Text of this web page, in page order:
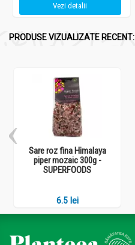
Vezi detalii
PRODUSE VIZUALIZATE RECENT:
Sare roz fina Himalaya
piper mozaic 300g -
SUPERFOODS
6.5 lei